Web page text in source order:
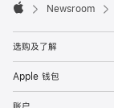
Footer

Newsroom
选购及了解
Apple 钱包